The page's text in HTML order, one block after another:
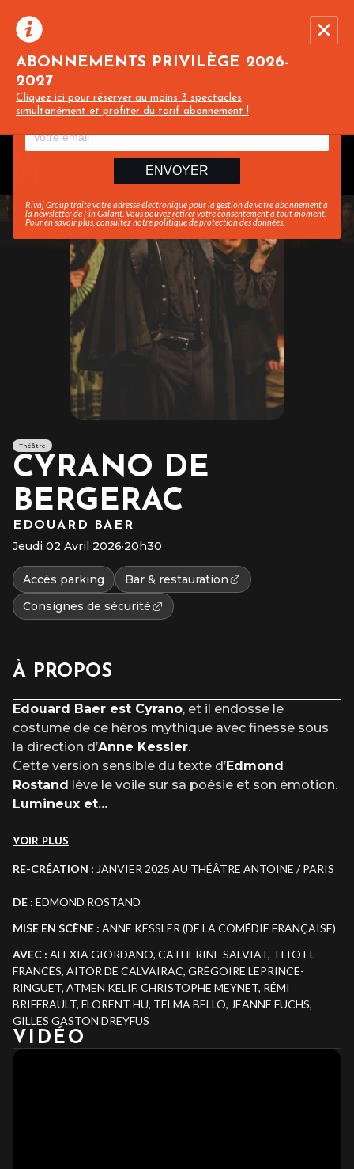
ABONNEMENTS PRIVILÈGE 2026-
2027
Cliquez ici pour réserver au moins 3 spectacles
simultanément et profiter du tarif abonnement !
Recevez toute l’actualité en vous abonnant à
notre newsletter :
ENVOYER
Rivaj Group traite votre adresse électronique pour la gestion de votre abonnement à
la newsletter dePin Galant . Vous pouvez retirer votre consentement à tout moment.
Pour en savoir plus, consultez notrepolitique de protection des données
Théâtre
CYRANO DE
BERGERAC
EDOUARD BAER
Jeudi 02 Avril 2026·20h30
Accès parking
Bar & restauration
Consignes de sécurité
À PROPOS
Edouard Baer est Cyrano, et il endosse le
costume de ce héros mythique avec finesse sous
la direction d’Anne Kessler.
Cette version sensible du texte d’Edmond
Rostand lève le voile sur sa poésie et son émotion.
Lumineux et...
VOIR PLUS
RE-CRÉATION : JANVIER 2025 AU THÉÂTRE ANTOINE / PARIS
DE : EDMOND ROSTAND
MISE EN SCÈNE : ANNE KESSLER (DE LA COMÉDIE FRANÇAISE)
AVEC : ALEXIA GIORDANO, CATHERINE SALVIAT, TITO EL
FRANCÈS, AÏTOR DE CALVAIRAC, GRÉGOIRE LEPRINCE-
RINGUET, ATMEN KELIF, CHRISTOPHE MEYNET, RÉMI
BRIFFRAULT, FLORENT HU, TELMA BELLO, JEANNE FUCHS,
GILLES GASTON DREYFUS
VIDÉO